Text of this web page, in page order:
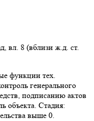
вл. 8 (вблизи ж.д. ст.
функции тех.
генерального
подписанию актов
объекта. Стадия:
выше 0.